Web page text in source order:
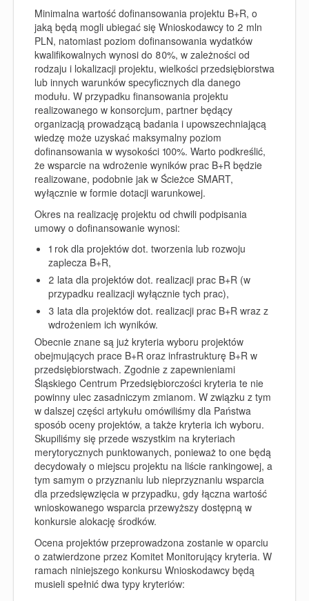
Minimalna wartość dofinansowania projektu B+R, o
jaką będą mogli ubiegać się Wnioskodawcy to 2 mln
PLN, natomiast poziom dofinansowania wydatków
kwalifikowalnych wynosi do 80%, w zależności od
rodzaju i lokalizacji projektu, wielkości przedsiębiorstwa
lub innych warunków specyficznych dla danego
modułu. W przypadku finansowania projektu
realizowanego w konsorcjum, partner będący
organizacją prowadzącą badania i upowszechniającą
wiedzę może uzyskać maksymalny poziom
dofinansowania w wysokości 100%. Warto podkreślić,
że wsparcie na wdrożenie wyników prac B+R będzie
realizowane, podobnie jak w Ścieżce SMART,
wyłącznie w formie dotacji warunkowej.
Okres na realizację projektu od chwili podpisania
umowy o dofinansowanie wynosi:
1 rok dla projektów dot. tworzenia lub rozwoju
zaplecza B+R,
2 lata dla projektów dot. realizacji prac B+R (w
przypadku realizacji wyłącznie tych prac),
3 lata dla projektów dot. realizacji prac B+R wraz z
wdrożeniem ich wyników.
Obecnie znane są już kryteria wyboru projektów
obejmujących prace B+R oraz infrastrukturę B+R w
przedsiębiorstwach. Zgodnie z zapewnieniami
Śląskiego Centrum Przedsiębiorczości kryteria te nie
powinny ulec zasadniczym zmianom. W związku z tym
w dalszej części artykułu omówiliśmy dla Państwa
sposób oceny projektów, a także kryteria ich wyboru.
Skupiliśmy się przede wszystkim na kryteriach
merytorycznych punktowanych, ponieważ to one będą
decydowały o miejscu projektu na liście rankingowej, a
tym samym o przyznaniu lub nieprzyznaniu wsparcia
dla przedsięwzięcia w przypadku, gdy łączna wartość
wnioskowanego wsparcia przewyższy dostępną w
konkursie alokację środków.
Ocena projektów przeprowadzona zostanie w oparciu
o zatwierdzone przez Komitet Monitorujący kryteria. W
ramach niniejszego konkursu Wnioskodawcy będą
musieli spełnić dwa typy kryteriów: